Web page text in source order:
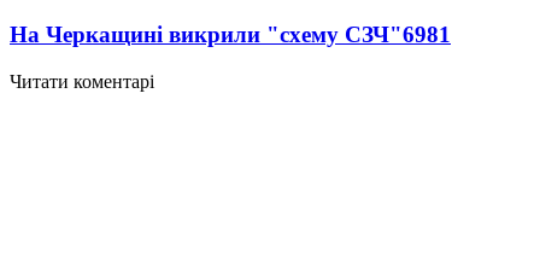
На Черкащині викрили "схему СЗЧ"6981
Читати коментарі